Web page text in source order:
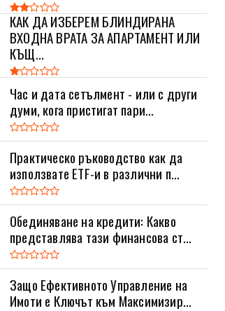
КАК ДА ИЗБЕРЕМ БЛИНДИРАНА
ВХОДНА ВРАТА ЗА АПАРТАМЕНТ ИЛИ
КЪЩ...
Час и дата сетълмент - или с други
думи, кога пристигат пари...
Практическо ръководство как да
използвате ETF-и в различни п...
Обединяване на кредити: Какво
представлява тази финансова ст...
Защо Ефективното Управление на
Имоти е Ключът към Максимизир...